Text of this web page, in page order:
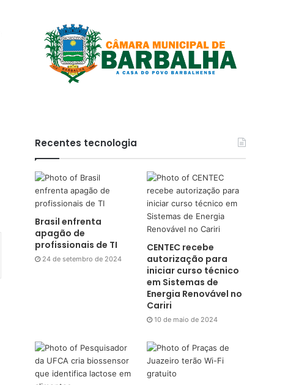
Recentes tecnologia
Brasil enfrenta
apagão de
profissionais de TI
24 de setembro de 2024
CENTEC recebe
autorização para
iniciar curso técnico
em Sistemas de
Energia Renovável no
Cariri
10 de maio de 2024